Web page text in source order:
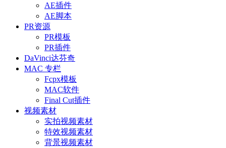
AE插件
AE脚本
PR资源
PR模板
PR插件
DaVinci达芬奇
MAC 专栏
Fcpx模板
MAC软件
Final Cut插件
视频素材
实拍视频素材
特效视频素材
背景视频素材